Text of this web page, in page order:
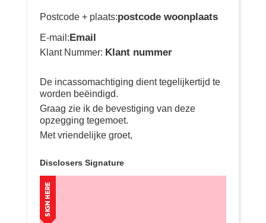
Postcode + plaats:postcode woonplaats
E-mail:Email
Klant Nummer: Klant nummer
De incassomachtiging dient tegelijkertijd te
worden beëindigd.
Graag zie ik de bevestiging van deze
opzegging tegemoet.
Met vriendelijke groet,
Disclosers Signature